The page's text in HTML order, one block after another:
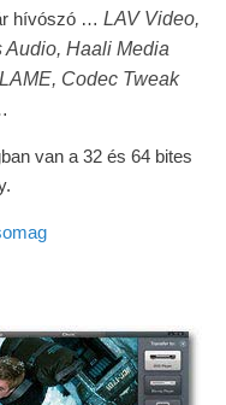
hívószó … LAV Video,
Audio, Haali Media
Codec Tweak
van a 32 és 64 bites